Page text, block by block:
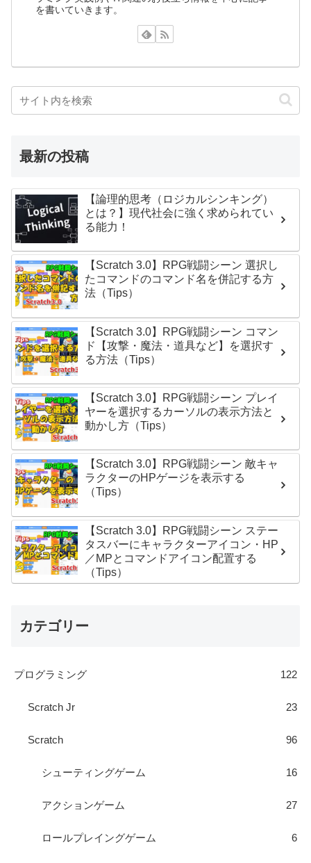
を書いていきます。
最新の投稿
【論理的思考（ロジカルシンキング）
とは？】現代社会に強く求められてい
る能力！
【Scratch 3.0】RPG戦闘シーン 選択し
たコマンドのコマンド名を併記する方
法（Tips）
【Scratch 3.0】RPG戦闘シーン コマン
ド【攻撃・魔法・道具など】を選択す
る方法（Tips）
【Scratch 3.0】RPG戦闘シーン プレイ
ヤーを選択するカーソルの表示方法と
動かし方（Tips）
【Scratch 3.0】RPG戦闘シーン 敵キャ
ラクターのHPゲージを表示する
（Tips）
【Scratch 3.0】RPG戦闘シーン ステー
タスバーにキャラクターアイコン・HP
／MPとコマンドアイコン配置する
（Tips）
カテゴリー
プログラミング 122
Scratch Jr 23
Scratch 96
シューティングゲーム 16
アクションゲーム 27
ロールプレイングゲーム 6